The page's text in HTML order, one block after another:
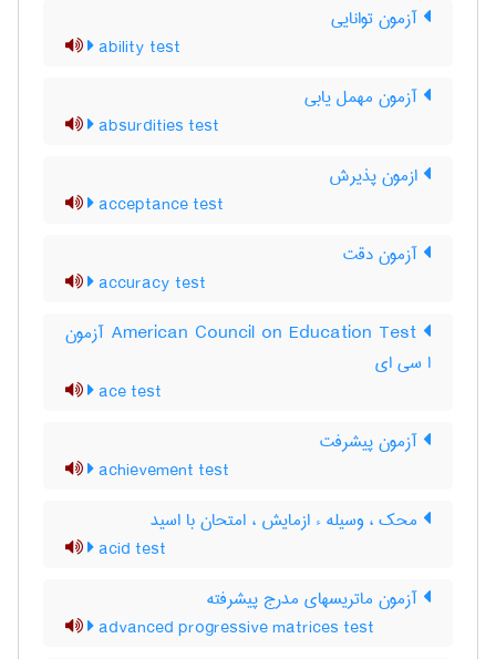
آزمون توانایی
ability test
آزمون مهمل یابی
absurdities test
ازمون پذیرش
acceptance test
آزمون دقت
accuracy test
‎American Council on Education Test آزمون
ا سی ای
ace test
آزمون پيشرفت
achievement test
محک ، وسیله ء ازمایش ، امتحان با اسید
acid test
آزمون ماتریسهای مدرج پیشرفته
advanced progressive matrices test